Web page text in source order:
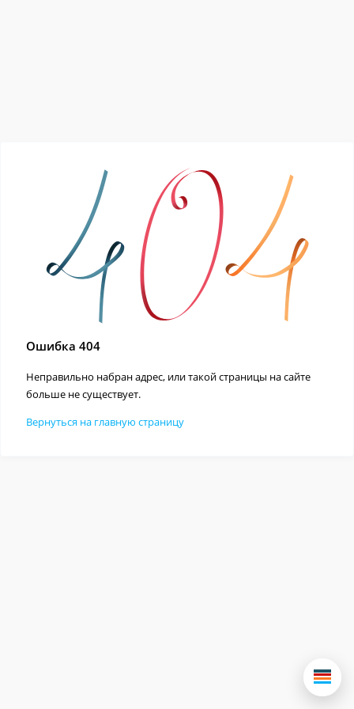
Ошибка 404
Неправильно набран адрес, или такой страницы на сайте
больше не существует.
Вернуться на главную страницу